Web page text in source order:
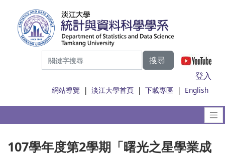
搜尋
登入
網站導覽 |淡江大學首頁 |下載專區 | English
107學年度第2學期「曙光之星學業成